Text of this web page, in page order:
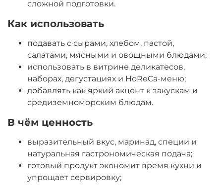
сложной подготовки.
Как использовать
подавать с сырами, хлебом, пастой,
салатами, мясными и овощными блюдами;
использовать в витрине деликатесов,
наборах, дегустациях и HoReCa-меню;
добавлять как яркий акцент к закускам и
средиземноморским блюдам.
В чём ценность
выразительный вкус, маринад, специи и
натуральная гастрономическая подача;
готовый продукт экономит время кухни и
упрощает сервировку;